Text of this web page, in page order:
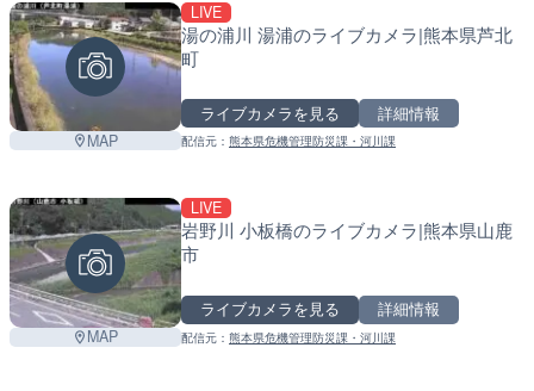
MAP
LIVE
湯の浦川 湯浦のライブカメラ|熊本県芦北
町
ライブカメラを見る 詳細情報
配信元： 熊本県危機管理防災課・河川課
MAP
LIVE
岩野川 小板橋のライブカメラ|熊本県山鹿
市
ライブカメラを見る 詳細情報
配信元： 熊本県危機管理防災課・河川課
−
マーカーをタップするとライブカメラの詳細が表示さ